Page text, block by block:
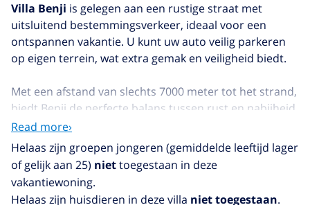
Villa Benji is gelegen aan een rustige straat met
uitsluitend bestemmingsverkeer, ideaal voor een
ontspannen vakantie. U kunt uw auto veilig parkeren
op eigen terrein, wat extra gemak en veiligheid biedt.
Met een afstand van slechts 7000 meter tot het strand,
biedt Benji de perfecte balans tussen rust en nabijheid
van de kust. De villa bevindt zich op straatniveau en de
ingang is bereikbaar via een korte trap naar de eerste
verdieping.
Kenmerken van Villa Benji:
Read more›
Helaas zijn groepen jongeren (gemiddelde leeftijd lager
of gelijk aan 25) niettoegestaan in deze
vakantiewoning.
Helaas zijn huisdieren in deze villa niet toegestaan.